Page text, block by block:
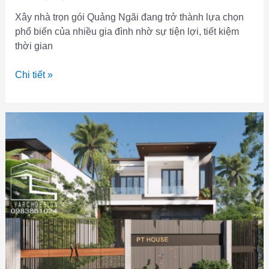
Xây nhà trọn gói Quảng Ngãi đang trở thành lựa chọn
phổ biến của nhiều gia đình nhờ sự tiện lợi, tiết kiệm
thời gian
Danh
ty
xây
nhà
trọn
gói
Quảng
Ngãi
Chi tiết »